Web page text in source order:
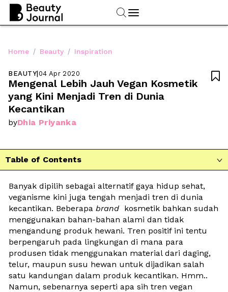
Home / Beauty / Inspiration
BEAUTY|04 Apr 2020
Mengenal Lebih Jauh Vegan Kosmetik
yang Kini Menjadi Tren di Dunia
Kecantikan
byDhia Priyanka

Table of Contents 
Banyak dipilih sebagai alternatif gaya hidup sehat,
veganisme kini juga tengah menjadi tren di dunia
kecantikan. Beberapa brand ​ ​ kosmetik bahkan sudah
menggunakan bahan-bahan alami dan tidak
mengandung produk hewani. Tren positif ini tentu
berpengaruh pada lingkungan di mana para
produsen tidak menggunakan material dari daging,
telur, maupun susu hewan untuk dijadikan salah
satu kandungan dalam produk kecantikan. Hmm..
Namun, sebenarnya seperti apa sih tren vegan